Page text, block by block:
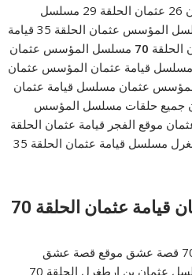
المؤسس عثمان 26 عثمان الحلقة 29 مسلسل
المؤسس عثمان الحلقة 41 مسلسل المؤسس عثمان الحلقة 35 قيامة
70 مسلسل المؤسس عثمان
عثمان ٤٩ موعد مسلسل قيامة عثمان المؤسس عثمان
عثمان مسلسل قيامة عثمان
عثمان جميع حلقات مسلسل المؤسس
الحلقه 64 قيامة عثمان موقع الفجر قيامة عثمان الحلقة
١٧ مسلسل قيامة عثمان بن ارطغرل مسلسل قيامة عثمان الحلقة 35
مشاهدة مسلسل عثمان قيامة عثمان الحلقة 70
, قيامه عثمان 70 قيامة عثمان 70 قصة عشق موقع قصة عشق
المؤسس عثمان الحلقة 70 مسلسل عثمان بن ارطغرل الحلقة 70